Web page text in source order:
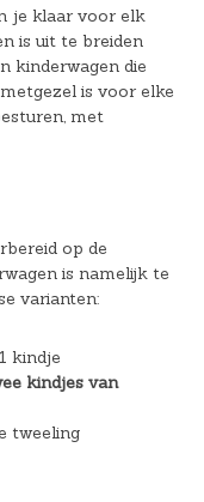
je klaar voor elk
is uit te breiden
kinderwagen die
is voor elke
met
op de
is namelijk te
varianten:
kindje
kindjes van
tweeling